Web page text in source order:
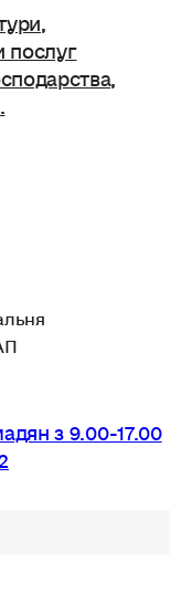
послуг
з 9.00-17.00